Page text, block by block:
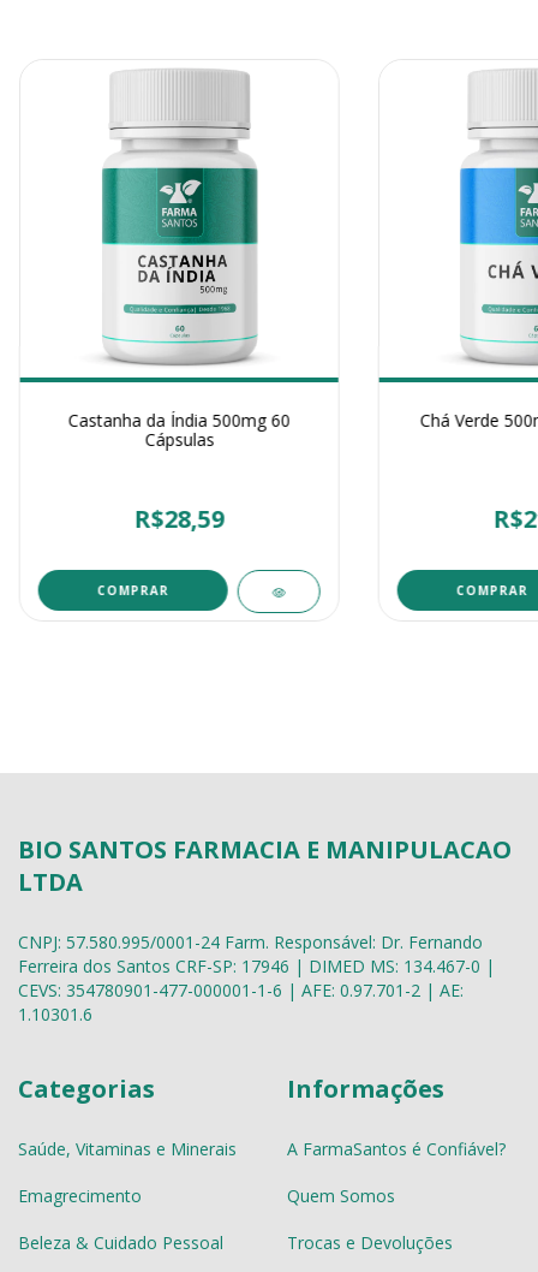
Castanha da Índia 500mg 60
Cápsulas
R$28,59
Chá Verde
BIO SANTOS FARMACIA E MANIPULACAO
LTDA
CNPJ: 57.580.995/0001-24 Farm. Responsável: Dr. Fernando
Ferreira dos Santos CRF-SP: 17946 | DIMED MS: 134.467-0 |
CEVS: 354780901-477-000001-1-6 | AFE: 0.97.701-2 | AE:
1.10301.6
Categorias
Saúde, Vitaminas e Minerais
Emagrecimento
Beleza & Cuidado Pessoal
Informações
A FarmaSantos é Confiável?
Quem Somos
Trocas e Devoluções